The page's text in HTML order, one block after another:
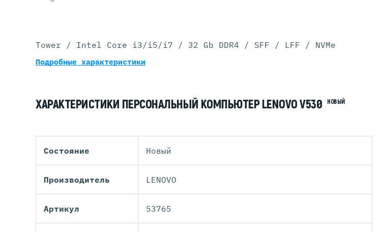
Tower / Intel Core i3/i5/i7 / 32 Gb DDR4 / SFF / LFF / NVMe
Подробные характеристики
ХАРАКТЕРИСТИКИ ПЕРСОНАЛЬНЫЙ КОМПЬЮТЕР LENOVO V530 НОВЫЙ
Состояние Новый
Производитель LENOVO
Артикул 53765